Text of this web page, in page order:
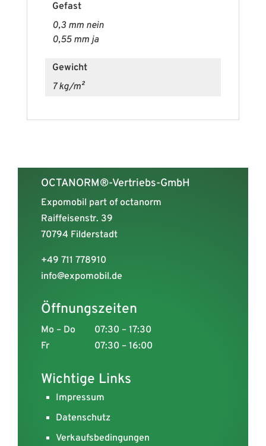
Gefast
0,3 mm nein
0,55 mm ja
Gewicht
7 kg/m²
OCTANORM®-Vertriebs-GmbH
Expomobil part of octanorm
Raiffeisenstr. 39
70794 Filderstadt
+49 711 778910
info@expomobil.de
Öffnungszeiten
Mo – Do
07:30 – 17:30
Fr
07:30 – 16:00
Wichtige Links
Impressum
Datenschutz
Verkaufsbedingungen